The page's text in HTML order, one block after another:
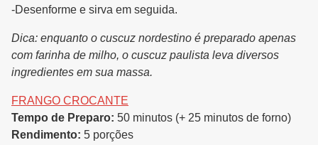
-Desenforme e sirva em seguida.
Dica: enquanto o cuscuz nordestino é preparado apenas
com farinha de milho, o cuscuz paulista leva diversos
ingredientes em sua massa.
FRANGO CROCANTE
Tempo de Preparo: 50 minutos (+ 25 minutos de forno)
Rendimento: 5 porções